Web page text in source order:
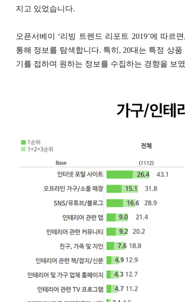
지고 있었습니다.
오픈서베이 ‘리빙 트렌드 리포트 2019’에 따르
통해 정보를 탐색합니다. 특히, 20대는 특정 상
기를 접하며 원하는 정보를 수집하는 경향을 보